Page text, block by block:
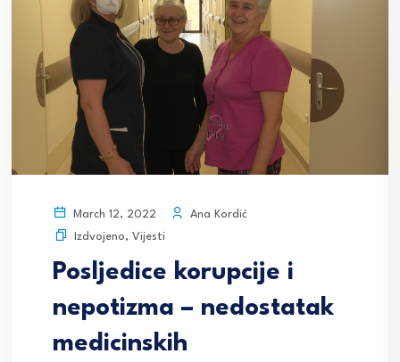
March 12, 2022
Ana Kordić
Izdvojeno, Vijesti
Posljedice korupcije i
nepotizma – nedostatak
medicinskih